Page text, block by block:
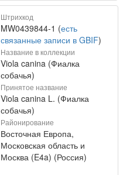
Штрихкод
MW0439844-1 (есть
связанные записи в GBIF)
Название в коллекции
Viola canina (Фиалка
собачья)
Принятое название
Viola canina L. (Фиалка
собачья)
Районирование
Восточная Европа,
Московская область и
Москва (E4a) (Россия)